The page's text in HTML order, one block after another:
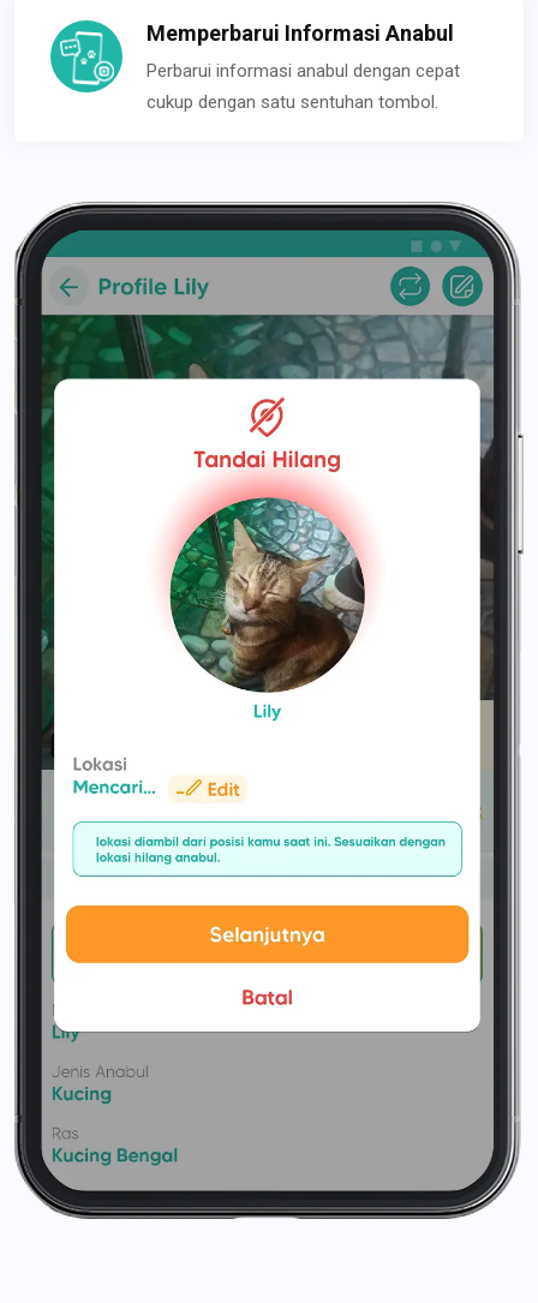
Memperbarui Informasi Anabul
Perbarui informasi anabul dengan cepat
cukup dengan satu sentuhan tombol.